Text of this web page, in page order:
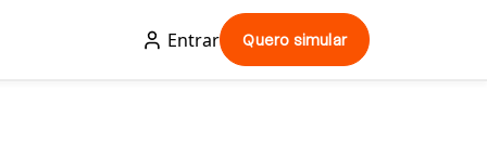
Entrar Quero simular